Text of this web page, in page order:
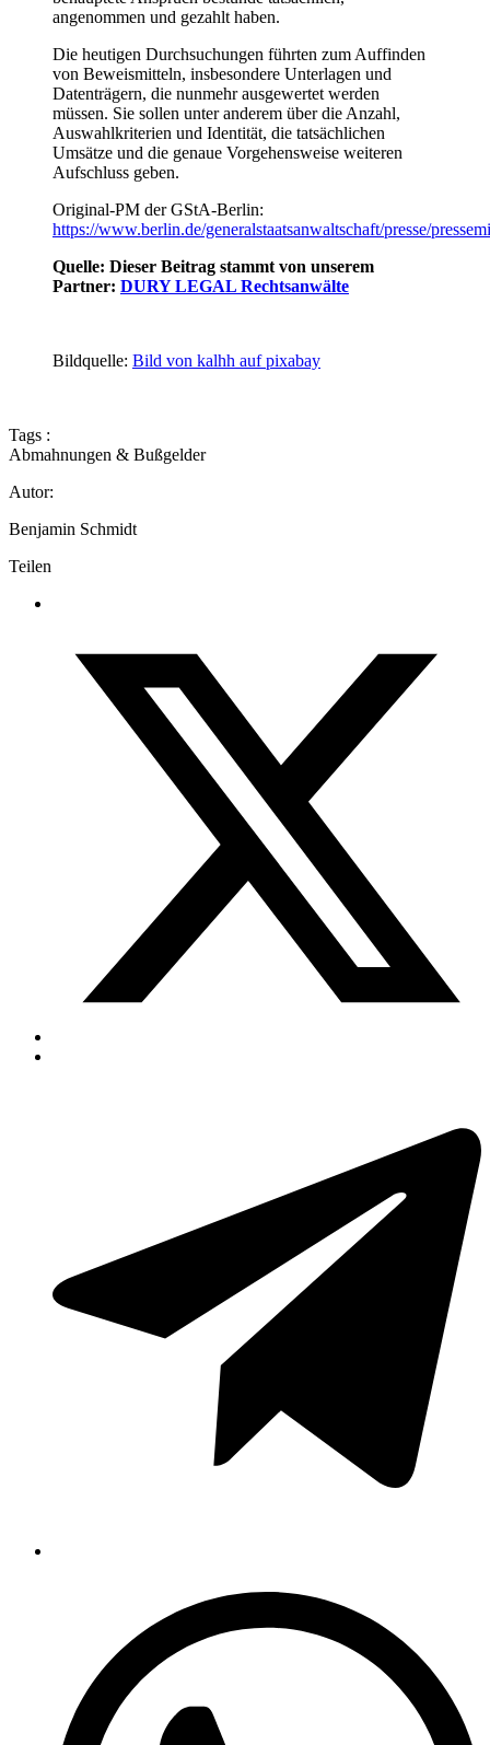
angenommen und gezahlt haben.
Die heutigen Durchsuchungen führten zum Auffinden
von Beweismitteln, insbesondere Unterlagen und
Datenträgern, die nunmehr ausgewertet werden
müssen. Sie sollen unter anderem über die Anzahl,
Auswahlkriterien und Identität, die tatsächlichen
Umsätze und die genaue Vorgehensweise weiteren
Aufschluss geben.
Original-PM der GStA-Berlin:
https://www.berlin.de/generalstaatsanwaltschaft/presse/
Quelle: Dieser Beitrag stammt von unserem
Partner: DURY LEGAL Rechtsanwälte
Bildquelle: Bild von kalhh auf pixabay
Tags :
Abmahnungen & Bußgelder
Autor:
Benjamin Schmidt
Teilen